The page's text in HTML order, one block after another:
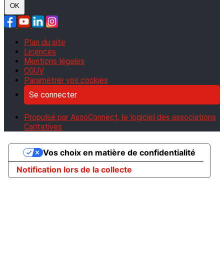
OK
Plan du site
Licences
Mentions légales
CGUV
Paramétrer vos cookies
Se connecter
Propulsé par AssoConnect, le logiciel des associations
Caritatives
Notification lors de la collecte
Vos choix en matière de confidentialité